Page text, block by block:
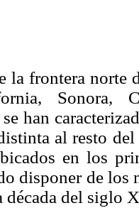
la frontera
Sonora,
han
al resto
en los
disponer de los
década del siglo